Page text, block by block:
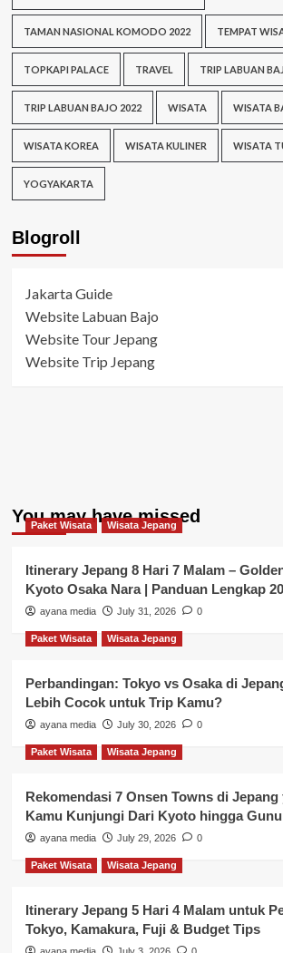
TAMAN NASIONAL KOMODO 2022 TEMPAT
TOPKAPI PALACE TRAVEL TRIP LABUAN
TRIP LABUAN BAJO 2022 WISATA WISATA
WISATA KOREA WISATA KULINER WISATA
YOGYAKARTA
Blogroll
Jakarta Guide
Website Labuan Bajo
Website Tour Jepang
Website Trip Jepang
You may have missed
Paket Wisata Wisata Jepang
Itinerary Jepang 8 Hari 7 Malam –
Kyoto Osaka Nara | Panduan Lengkap
ayana media July 31, 2026 0
Paket Wisata Wisata Jepang
Perbandingan: Tokyo vs Osaka di
Lebih Cocok untuk Trip Kamu?
ayana media July 30, 2026 0
Paket Wisata Wisata Jepang
Rekomendasi 7 Onsen Towns di Jepang
Kamu Kunjungi Dari Kyoto hingga
ayana media July 29, 2026 0
Paket Wisata Wisata Jepang
Itinerary Jepang 5 Hari 4 Malam untuk
Tokyo, Kamakura, Fuji & Budget Tips